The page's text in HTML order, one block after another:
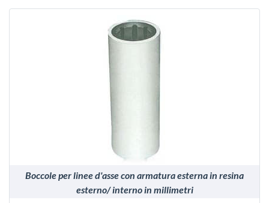
Boccole per linee d'asse con armatura esterna in resina
esterno/ interno in millimetri